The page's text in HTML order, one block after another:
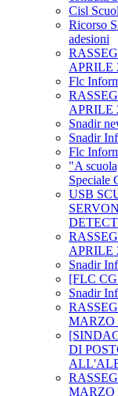
Cisl
Ricorso
adesioni
APRILE
Flc
APRILE
Snadir
Snadir
Flc
"A
Speciale
USB
APRILE
Snadir
[FLC
Snadir
MARZO
DI
MARZO